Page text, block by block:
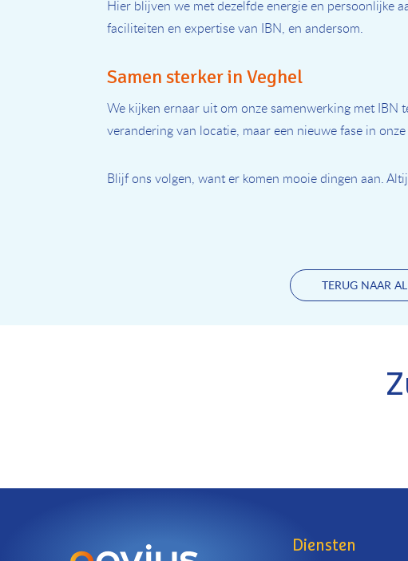
Hier blijven we met dezelfde energie en persoonlijke
faciliteiten en expertise van IBN, en andersom.
Samen sterker in Veghel
We kijken ernaar uit om onze samenwerking met IBN
verandering van locatie, maar een nieuwe fase in
Blijf ons volgen, want er komen mooie dingen aan.
TERUG NAAR
Diensten